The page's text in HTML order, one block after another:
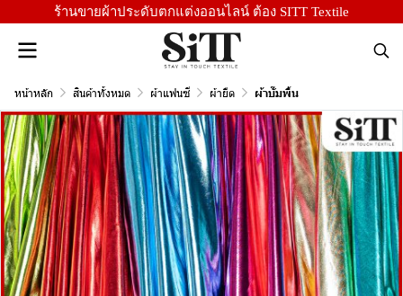
ร้านขายผ้าประดับตกแต่งออนไลน์ ต้อง SITT Textile
หน้าหลัก สินค้าทั้งหมด ผ้าแฟนซี ผ้ายืด ผ้าบั๊มพื้น